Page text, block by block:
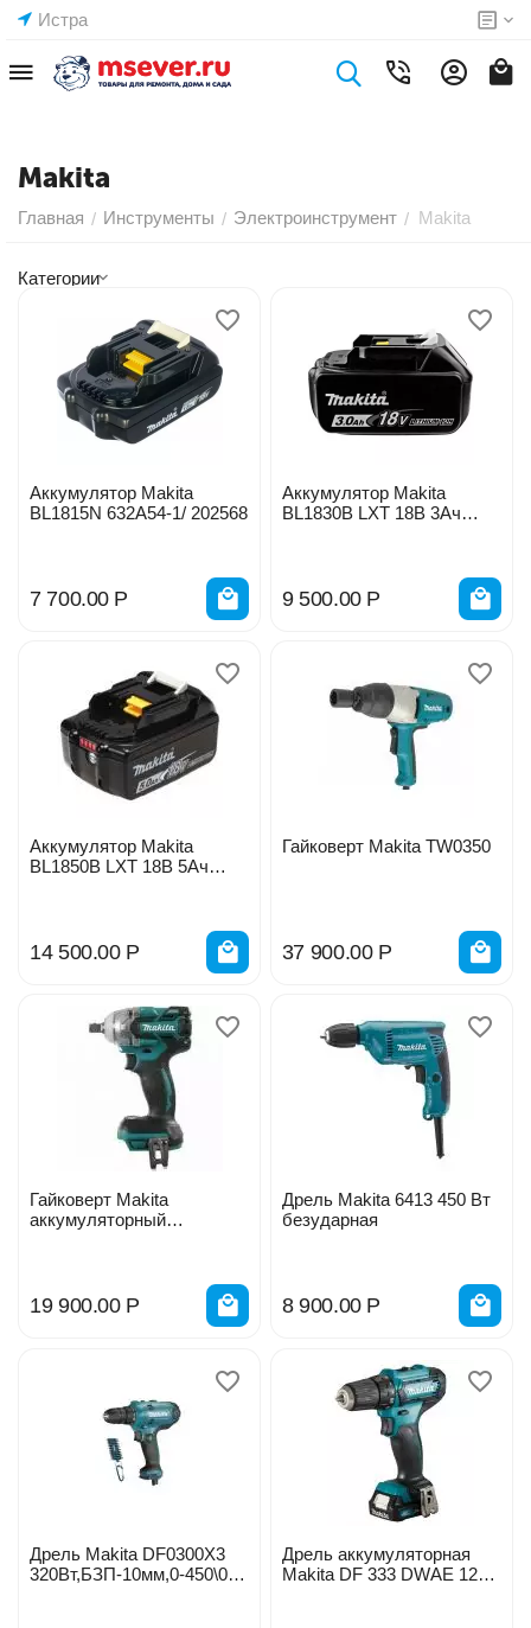
Истра
Makita
Главная / Инструменты / Электроинструмент / Makita
Категории
Аккумулятор Makita
BL1815N 632A54-1/ 202568
7 700.00 Р
Аккумулятор Makita
BL1830B LXT 18В 3Ач
9 500.00 Р
Аккумулятор Makita
BL1850B LXT 18В 5Ач
14 500.00 Р
Гайковерт Makita TW0350
37 900.00 Р
Гайковерт Makita
аккумуляторный
19 900.00 Р
Дрель Makita 6413 450 Вт
безударная
8 900.00 Р
Дрель Makita DF0300X3
320Вт,БЗП-10мм,0-450\0-
Дрель аккумуляторная
Makita DF 333 DWАE 12V